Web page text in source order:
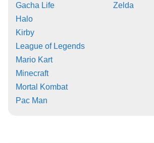
Gacha Life
Halo
Kirby
League of Legends
Mario Kart
Minecraft
Mortal Kombat
Pac Man
Zelda